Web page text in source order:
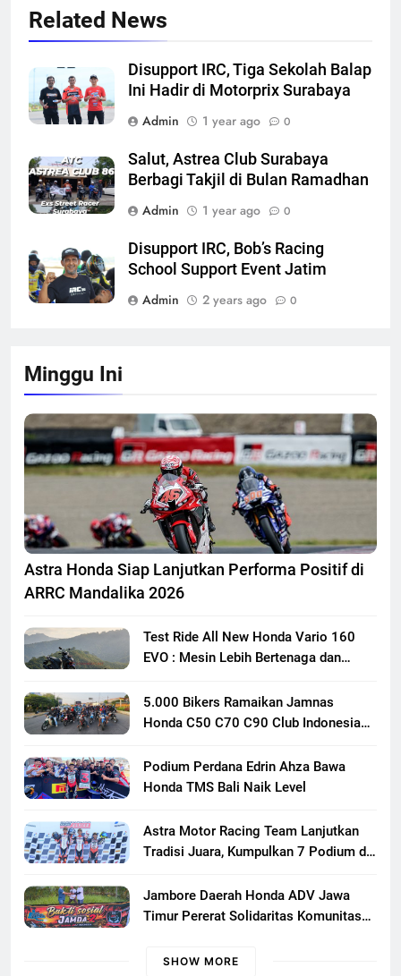
Related News
Disupport IRC, Tiga Sekolah Balap
Ini Hadir di Motorprix Surabaya
Admin
1 year ago 0
Salut, Astrea Club Surabaya
Berbagi Takjil di Bulan Ramadhan
Admin
1 year ago 0
Disupport IRC, Bob’s Racing
School Support Event Jatim
Admin
2 years ago 0
Minggu Ini
Astra Honda Siap Lanjutkan Performa Positif di
ARRC Mandalika 2026
Test Ride All New Honda Vario 160
EVO : Mesin Lebih Bertenaga dan
5.000 Bikers Ramaikan Jamnas
Honda C50 C70 C90 Club Indonesia
Persaudaraan Pecinta Motor Klasik
Honda
Podium Perdana Edrin Ahza Bawa
Honda TMS Bali Naik Level
Astra Motor Racing Team Lanjutkan
Tradisi Juara, Kumpulkan 7 Podium di
Jambore Daerah Honda ADV Jawa
Timur Pererat Solidaritas Komunitas
di Banyuwangi
SHOW MORE